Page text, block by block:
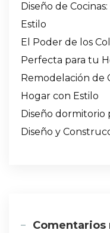
Diseño de
Estilo
El Poder de los
Perfecta para tu
Remodelación de
Hogar con Estilo
Diseño dormitorio
Diseño y